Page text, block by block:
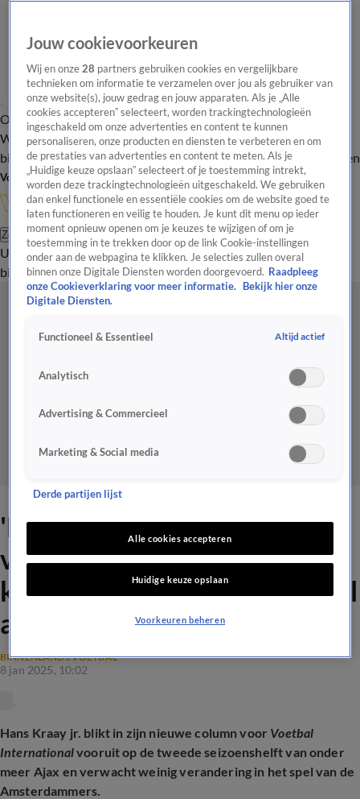
Overzicht Onze programma's Uitzendingen Onze gezichten
In de
WandelgangenInterviewsUitzending
bijwonenPodcastShopVeelgestelde vragenKijkersvraag insturen
Volg Vandaag Inside
Zoeken
UitzendingenVandaag InsideDe OranjezomerShopUitzending
bijwonen
'Bij Ajax mag alles wijken
voor Champions League-
kwalificatie en zelfs Van Gaal
accepteert het'
BINNENLANDS VOETBAL
8 jan 2025, 10:02
Hans Kraay jr. blikt in zijn nieuwe column voor Voetbal
Internationalvooruit op de tweede seizoenshelft van onder
meer Ajax en verwacht weinig verandering in het spel van de
Amsterdammers.
Jouw cookievoorkeuren
Wij en onze28 partners gebruiken cookies en vergelijkbare
technieken om informatie te verzamelen over jou als gebruiker van
onze website(s), jouw gedrag en jouw apparaten. Als je „Alle
cookies accepteren” selecteert, worden trackingtechnologieën
ingeschakeld om onze advertenties en content te kunnen
personaliseren, onze producten en diensten te verbeteren en om
de prestaties van advertenties en content te meten. Als je
„Huidige keuze opslaan” selecteert of je toestemming intrekt,
worden deze trackingtechnologieën uitgeschakeld. We gebruiken
dan enkel functionele en essentiële cookies om de website goed te
laten functioneren en veilig te houden. Je kunt dit menu op ieder
moment opnieuw openen om je keuzes te wijzigen of om je
toestemming in te trekken door op de link Cookie-instellingen
onder aan de webpagina te klikken. Je selecties zullen overal
binnen onze Digitale Diensten worden doorgevoerd. Raadpleeg
onze Cookieverklaring voor meer informatie.
Bekijk hier onze
Digitale Diensten.
Functioneel & Essentieel Altijd actief
Analytisch
Advertising & Commercieel
Marketing & Social media
Derde partijen lijst
Alle cookies accepteren
Huidige keuze opslaan
Voorkeuren beheren